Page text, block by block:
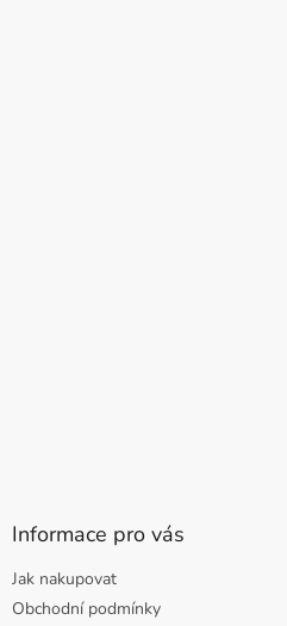
Informace pro vás
Jak nakupovat
Obchodní podmínky